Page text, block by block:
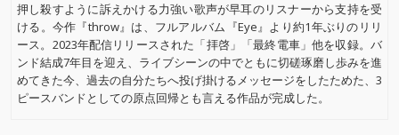
押し殺すように訴えかける力強い歌声が早耳のリスナーから支持を受
ける。今作『throw』は、フルアルバム『Eye』より約1年ぶりのリリ
ース。2023年配信リリースされた「拝啓」「最終電車」他を収録。バ
ンド結成7年目を迎え、ライブシーンの中でともに切磋琢磨し歩みを進
めてきた今、過去の自分たちへ投げ掛けるメッセージをしたためた、3
ピースバンドとしての原点回帰とも言える作品が完成した。